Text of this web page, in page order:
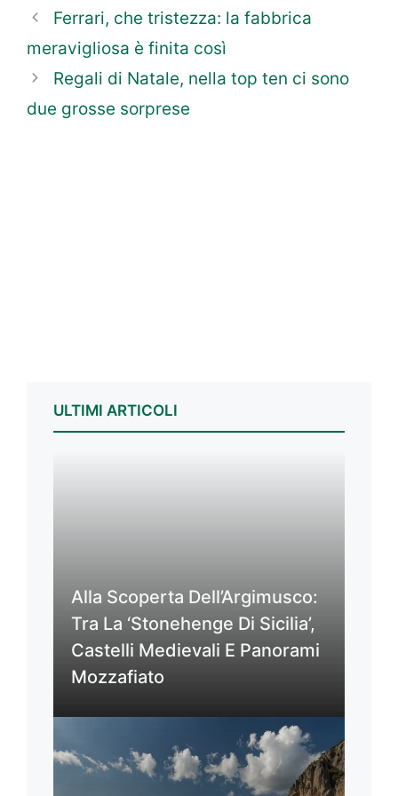
Ferrari, che tristezza: la fabbrica
meravigliosa è finita così
Regali di Natale, nella top ten ci sono
due grosse sorprese
ULTIMI ARTICOLI
Alla Scoperta Dell’Argimusco:
Tra La ‘Stonehenge Di Sicilia’,
Castelli Medievali E Panorami
Mozzafiato